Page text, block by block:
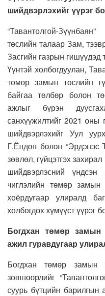
шийдвэрлэхийг үүрэг
“Тавантолгой-
төслийн талаар Зам,
Засгийн газрын гишүүдэд
Үүнтэй холбогдуулан,
төмөр замын төслийн
байгаа төлбөр болон
ажлыг бүрэн
санхүүжилтийг 2021 оны
шийдвэрлэхийг Уул
Г.Ёндон болон “Эрдэнэс
зөвлөл, гүйцэтгэх
шийдвэрлэсний үндсэн
чиглэлийн төмөр
хоёрдугаар улиралд
холбогдох хүмүүст үүрэг
Богдхан төмөр замын
ажил гуравдугаар
Богдхан төмөр замын
зөвшөөрлийг
суурь бүтцийн